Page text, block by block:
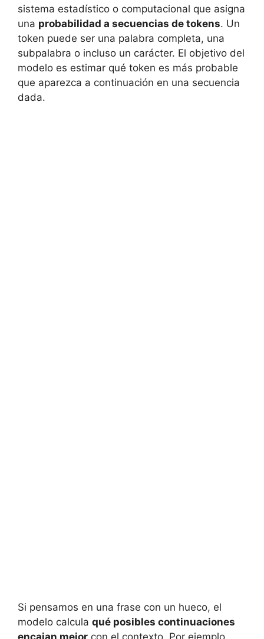
sistema estadístico o computacional que asigna
una probabilidad a secuencias de tokens. Un
token puede ser una palabra completa, una
subpalabra o incluso un carácter. El objetivo del
modelo es estimar qué token es más probable
que aparezca a continuación en una secuencia
dada.
Si pensamos en una frase con un hueco, el
modelo calcula qué posibles continuaciones